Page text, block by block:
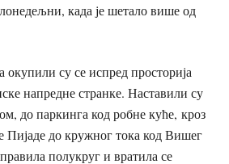
када је шетало више од
су се испред просторија
напредне странке. Наставили су
до паркинга код робне куће, кроз
до кружног тока код Вишег
полукруг и вратила се